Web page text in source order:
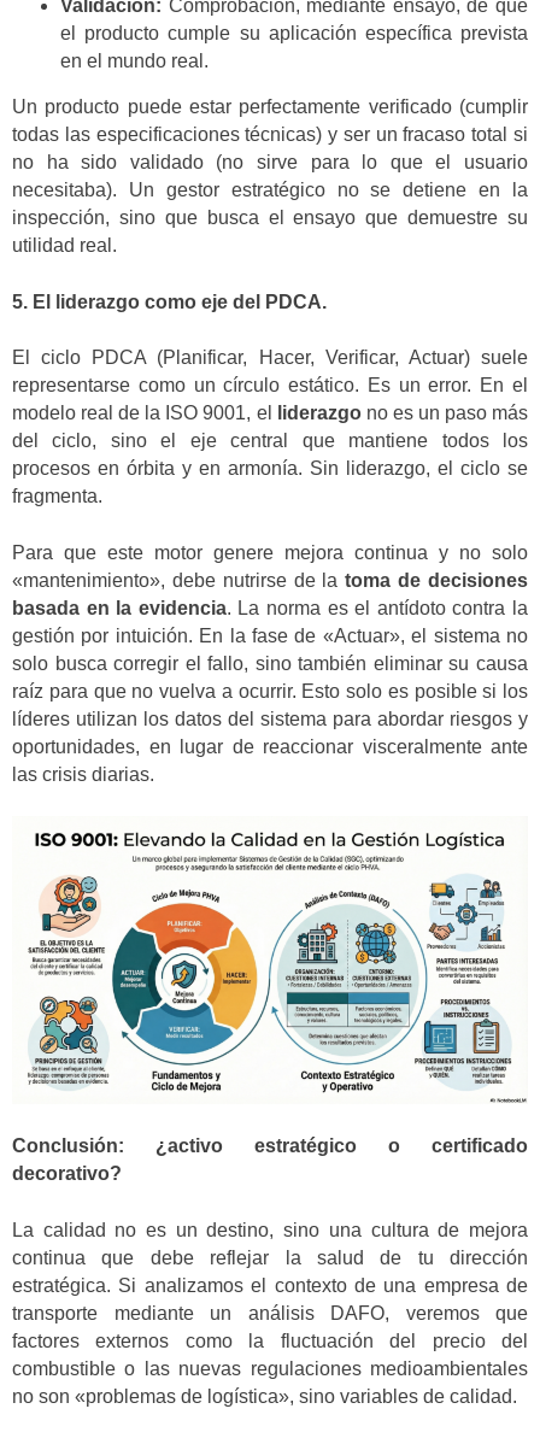
Validación: Comprobación, mediante ensayo, de que
el producto cumple su aplicación específica prevista
en el mundo real.
Un producto puede estar perfectamente verificado (cumplir
todas las especificaciones técnicas) y ser un fracaso total si
no ha sido validado (no sirve para lo que el usuario
necesitaba). Un gestor estratégico no se detiene en la
inspección, sino que busca el ensayo que demuestre su
utilidad real.
5. El liderazgo como eje del PDCA.
El ciclo PDCA (Planificar, Hacer, Verificar, Actuar) suele
representarse como un círculo estático. Es un error. En el
modelo real de la ISO 9001, el
liderazgono es un paso más
del ciclo, sino el eje central que mantiene todos los
procesos en órbita y en armonía. Sin liderazgo, el ciclo se
fragmenta.
Para que este motor genere mejora continua y no solo
«mantenimiento», debe nutrirse de latoma de decisiones
basada en la evidencia. La norma es el antídoto contra la
gestión por intuición. En la fase de «Actuar», el sistema no
solo busca corregir el fallo, sino también eliminar su causa
raíz para que no vuelva a ocurrir. Esto solo es posible si los
líderes utilizan los datos del sistema para abordar riesgos y
oportunidades, en lugar de reaccionar visceralmente ante
las crisis diarias.
Conclusión: ¿activo estratégico o certificado
decorativo?
La calidad no es un destino, sino una cultura de mejora
continua que debe reflejar la salud de tu dirección
estratégica. Si analizamos el contexto de una empresa de
transporte mediante un análisis DAFO, veremos que
factores externos como la fluctuación del precio del
combustible o las nuevas regulaciones medioambientales
no son «problemas de logística», sino variables de calidad.